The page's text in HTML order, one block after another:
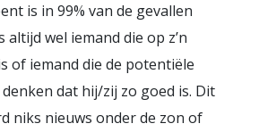
is in 99% van de gevallen
wel iemand die op z’n
of iemand die de potentiële
dat hij/zij zo goed is. Dit
niks nieuws onder de zon of